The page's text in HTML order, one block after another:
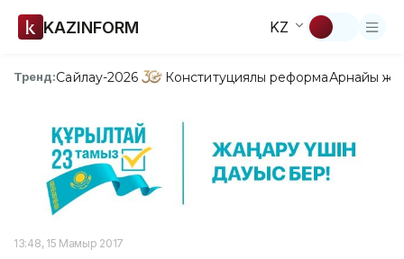
KAZINFORM KZ
Тренд:Сайлау-2026 Конституциялық реформаАрнайы
13:48, 15 Мамыр 2017